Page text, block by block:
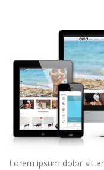
Lorem ipsum dolor sit